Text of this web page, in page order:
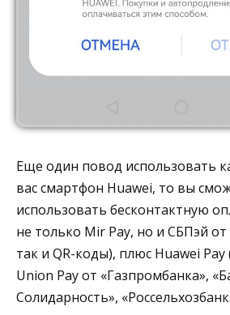
Еще один повод использовать
вас смартфон Huawei, то вы
использовать бесконтактную
не только Mir Pay, но и СБПэй от
так и QR-коды), плюс Huawei
Union Pay от «Газпромбанка»,
Солидарность»,